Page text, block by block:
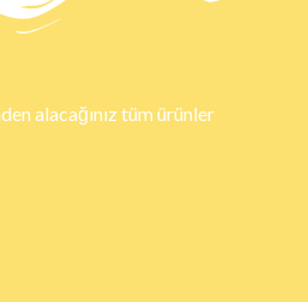
alacağınız tüm ürünler